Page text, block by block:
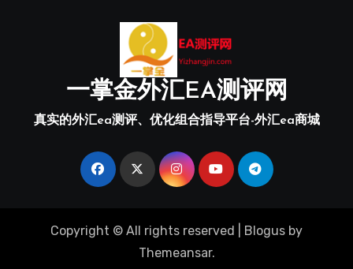
一掌金外汇EA测评网
真实的外汇ea测评、优化组合指导平台-外汇ea商城
Copyright © All rights reserved Blogus by
Themeansar.